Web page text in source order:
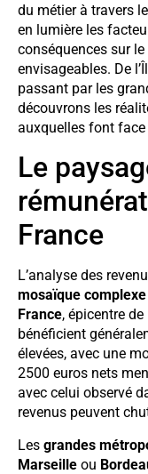
du métier à travers
en lumière les
conséquences sur
envisageables. De
passant par les
découvrons les
auxquelles font
Le
France
L’analyse des
mosaïque complexe
France, épicentre
bénéficient
élevées, avec une
2500 euros nets
avec celui observé
revenus peuvent
Les grandes
Marseille ou